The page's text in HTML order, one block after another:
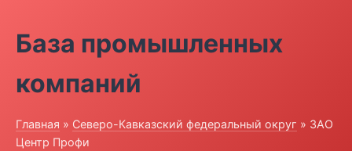
База промышленных
компаний
Главная » Северо-Кавказский федеральный округ » ЗАО
Центр Профи